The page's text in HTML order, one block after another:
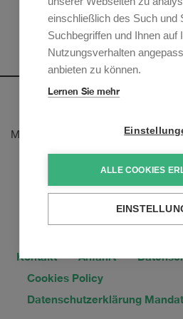
acquisition
Muller
Technology
Mehr
Melden Sie sich an, um unsere E-
Jetzt
Kontakt Anfahrt
Cookies Policy
Datenschutzerklärung
einschließlich des Such und
Suchbegriffen und Ihnen auf
Nutzungsverhalten
anbieten zu können.
Lernen Sie mehr
ALLE COOKIES